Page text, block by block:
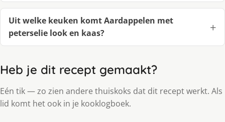
Uit welke keuken komt Aardappelen met
peterselie look en kaas?
Heb je dit recept gemaakt?
Eén tik — zo zien andere thuiskoks dat dit recept werkt. Als
lid komt het ook in je kooklogboek.